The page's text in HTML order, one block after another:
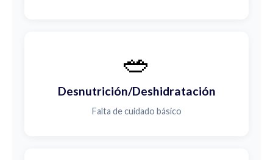
🥗
Desnutrición/Deshidratación
Falta de cuidado básico